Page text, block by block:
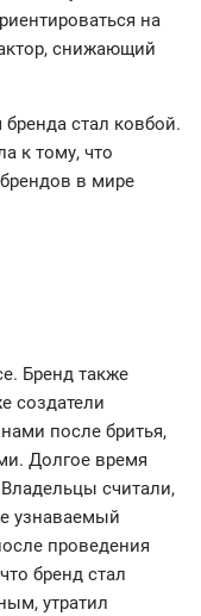
на
снижающий
стал ковбой.
к тому, что
в мире
Бренд также
создатели
после бритья,
Долгое время
считали,
узнаваемый
проведения
бренд стал
утратил